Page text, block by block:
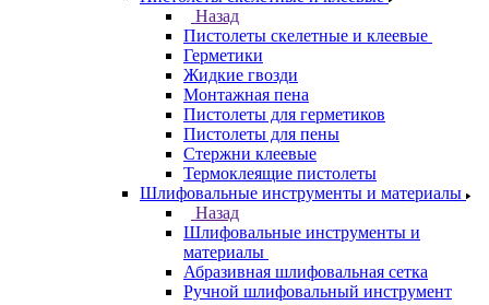
Назад
Пистолеты скелетные и клеевые
Герметики
Жидкие гвозди
Монтажная пена
Пистолеты для герметиков
Пистолеты для пены
Стержни клеевые
Термоклеящие пистолеты
Шлифовальные инструменты и материалы
Назад
Шлифовальные инструменты и
материалы
Абразивная шлифовальная сетка
Ручной шлифовальный инструмент